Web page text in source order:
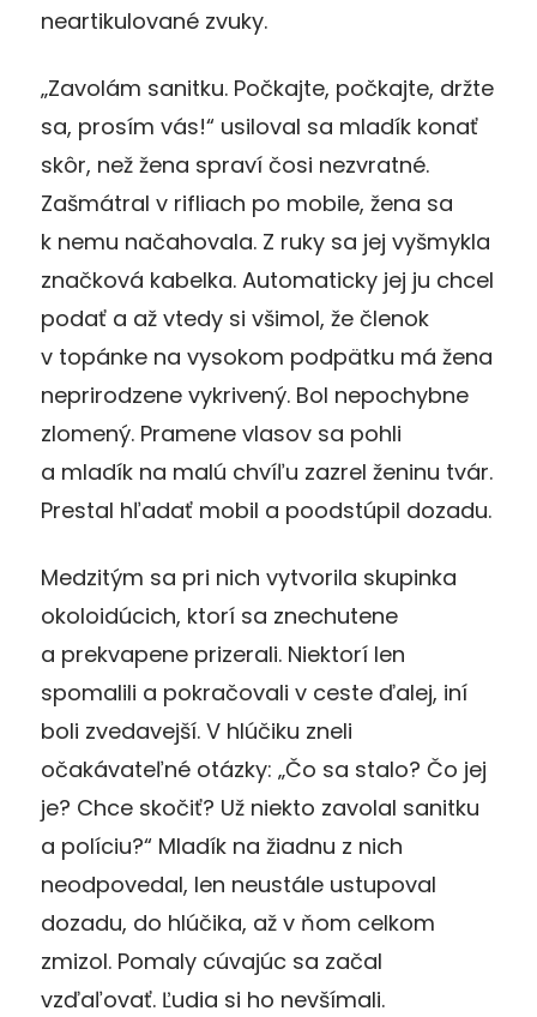
neartikulované zvuky.
„Zavolám sanitku. Počkajte, počkajte, držte
sa, prosím vás!“ usiloval sa mladík konať
skôr, než žena spraví čosi nezvratné.
Zašmátral v rifliach po mobile, žena sa
k nemu načahovala. Z ruky sa jej vyšmykla
značková kabelka. Automaticky jej ju chcel
podať a až vtedy si všimol, že členok
v topánke na vysokom podpätku má žena
neprirodzene vykrivený. Bol nepochybne
zlomený. Pramene vlasov sa pohli
a mladík na malú chvíľu zazrel ženinu tvár.
Prestal hľadať mobil a poodstúpil dozadu.
Medzitým sa pri nich vytvorila skupinka
okoloidúcich, ktorí sa znechutene
a prekvapene prizerali. Niektorí len
spomalili a pokračovali v ceste ďalej, iní
boli zvedavejší. V hlúčiku zneli
očakávateľné otázky: „Čo sa stalo? Čo jej
je? Chce skočiť? Už niekto zavolal sanitku
a políciu?“ Mladík na žiadnu z nich
neodpovedal, len neustále ustupoval
dozadu, do hlúčika, až v ňom celkom
zmizol. Pomaly cúvajúc sa začal
vzďaľovať. Ľudia si ho nevšímali.